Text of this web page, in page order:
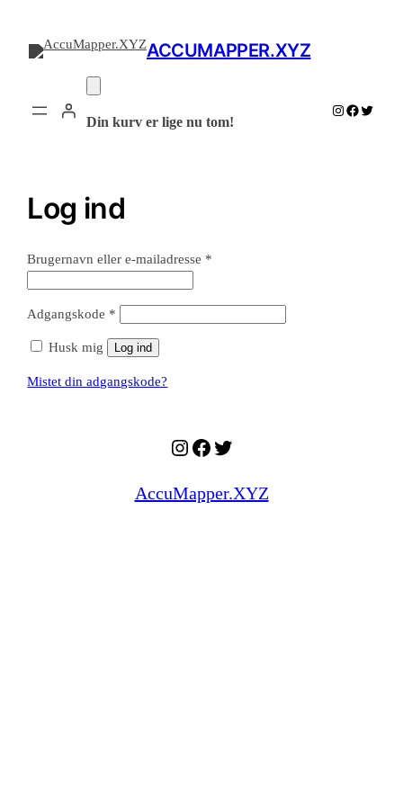
indhold
ACCUMAPPER.XYZ
Din kurv er lige nu tom!
Instagram
Facebook
Twitter
Log ind
Brugernavn eller e-mailadresse *
Adgangskode *
Husk mig Log ind
Mistet din adgangskode?
Instagram
Facebook
Twitter
AccuMapper.XYZ